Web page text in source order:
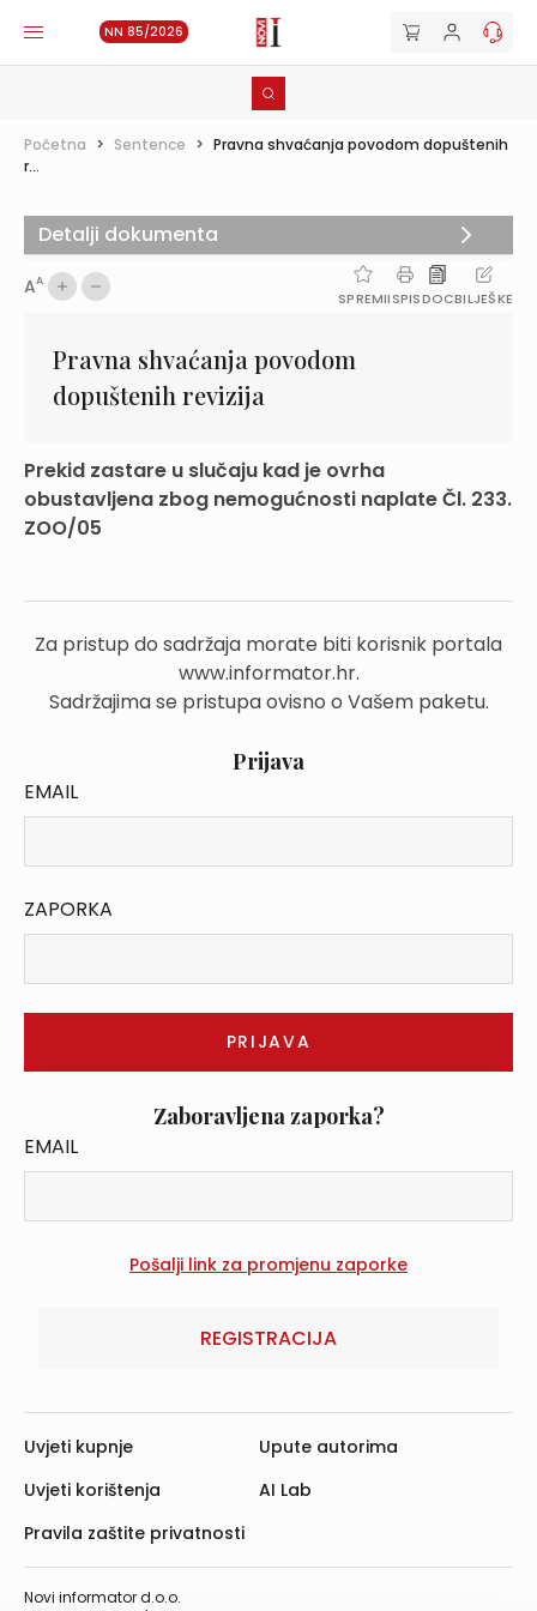
NN 85/2026
Početna > Sentence > Pravna shvaćanja povodom dopuštenih
r...
AA
SPREMIISPISDOCBILJEŠKE
Pravna shvaćanja povodom
dopuštenih revizija
Prekid zastare u slučaju kad je ovrha
obustavljena zbog nemogućnosti naplate Čl. 233.
ZOO/05
Za pristup do sadržaja morate biti korisnik portala
www.informator.hr.
Sadržajima se pristupa ovisno o Vašem paketu.
Prijava
EMAIL
ZAPORKA
Zaboravljena zaporka?
EMAIL
REGISTRACIJA
Detalji dokumenta
Novi informator d.o.o.
Uvjeti kupnje
Uvjeti korištenja
Pravila zaštite privatnosti
Upute autorima
AI Lab